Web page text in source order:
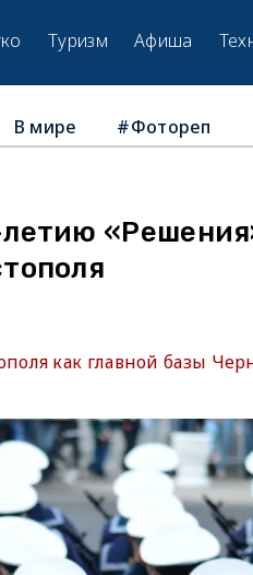
Туризм Афиша
В мире #Фотореп
как главной базы